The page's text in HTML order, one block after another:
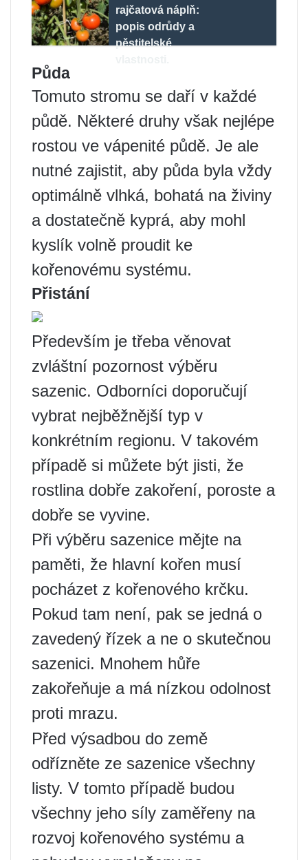
rajčatová náplň:
popis odrůdy a
pěstitelské
Půda
Tomuto stromu se daří v každé
půdě. Některé druhy však nejlépe
rostou ve vápenité půdě. Je ale
nutné zajistit, aby půda byla vždy
optimálně vlhká, bohatá na živiny
a dostatečně kyprá, aby mohl
kyslík volně proudit ke
kořenovému systému.
Přistání
Především je třeba věnovat
zvláštní pozornost výběru
sazenic. Odborníci doporučují
vybrat nejběžnější typ v
konkrétním regionu. V takovém
případě si můžete být jisti, že
rostlina dobře zakoření, poroste a
dobře se vyvine.
Při výběru sazenice mějte na
paměti, že hlavní kořen musí
pocházet z kořenového krčku.
Pokud tam není, pak se jedná o
zavedený řízek a ne o skutečnou
sazenici. Mnohem hůře
zakořeňuje a má nízkou odolnost
proti mrazu.
Před výsadbou do země
odřízněte ze sazenice všechny
listy. V tomto případě budou
všechny jeho síly zaměřeny na
rozvoj kořenového systému a